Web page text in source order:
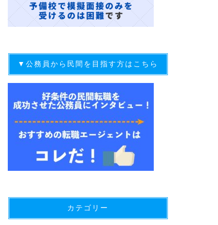
▼公務員から民間を目指す方はこちら
カテゴリー